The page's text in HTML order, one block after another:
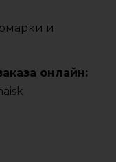
и
онлайн: